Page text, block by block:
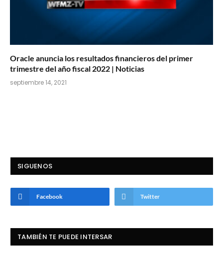
Oracle anuncia los resultados financieros del primer
trimestre del año fiscal 2022 | Noticias
septiembre 14, 2021
SIGUENOS
Facebook Twitter
TAMBIÉN TE PUEDE INTERSAR